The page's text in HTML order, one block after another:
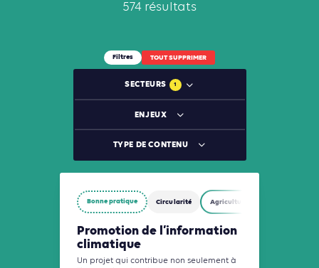
574 résultats
Filtres TOUT SUPPRIMER
SECTEURS 1
ENJEUX
TYPE DE CONTENU
Bonne pratique Circularité Agriculture, Foresterie et
Promotion de l’information
climatique
Un projet qui contribue non seulement à